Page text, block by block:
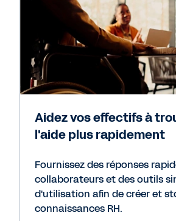
Aidez vos effectifs à
l'aide plus rapidement
Fournissez des réponses
collaborateurs et des outils
d'utilisation afin de créer et
connaissances RH.